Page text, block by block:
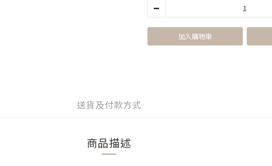
加入購物車
送貨及付款方式
商品描述